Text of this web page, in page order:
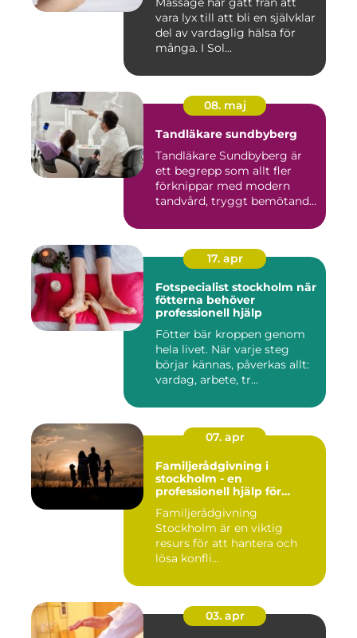
vara lyx till att bli en självklar
del av vardaglig hälsa för
många. I Sol...
08. maj
Tandläkare sundbyberg
Tandläkare Sundbyberg är
ett begrepp som allt fler
förknippar med modern
tandvård, tryggt bemötande
17. apr
Fotspecialist stockholm när
fötterna behöver
professionell hjälp
Fötter bär kroppen genom
hela livet. När varje steg
börjar kännas, påverkas allt:
vardag, arbete, tr...
07. apr
Familjerådgivning i
stockholm - en
professionell hjälp för
Familjerådgivning
Stockholm är en viktig
resurs för att hantera och
lösa konfli...
03. apr